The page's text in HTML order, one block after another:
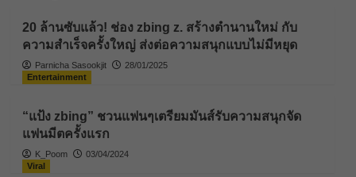
20 ล้านซับแล้ว! ช่อง zbing z. สร้างตำนานใหม่ กับ
ความสำเร็จครั้งใหญ่ ส่งต่อความสนุกแบบไม่มีหยุด
Parnicha Sasookjit
28/01/2025
Entertainment
“แป้ง zbing” ชวนแฟนๆเตรียมมันส์รับความสนุกจัด
แฟนมีตครั้งแรก
K_Poom
03/04/2024
Viral